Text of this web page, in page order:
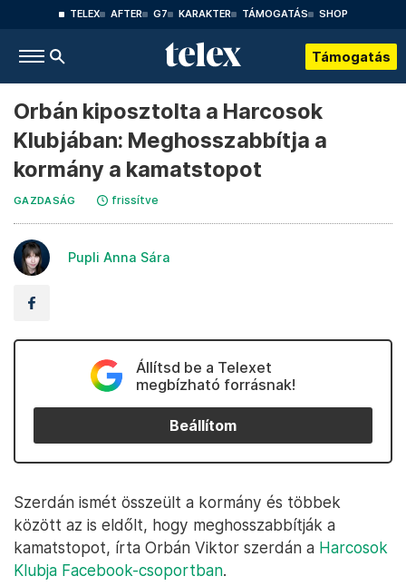
TELEX AFTER G7 KARAKTER TÁMOGATÁS SHOP
Támogatás
Orbán kiposztolta a Harcosok
Klubjában: Meghosszabbítja a
kormány a kamatstopot
GAZDASÁG frissítve
Pupli Anna Sára
Állítsd be a Telexet
megbízható forrásnak!
Beállítom
Szerdán ismét összeült a kormány és többek
között az is eldőlt, hogy meghosszabbítják a
kamatstopot, írta Orbán Viktor szerdán a Harcosok
Klubja Facebook-csoportban.